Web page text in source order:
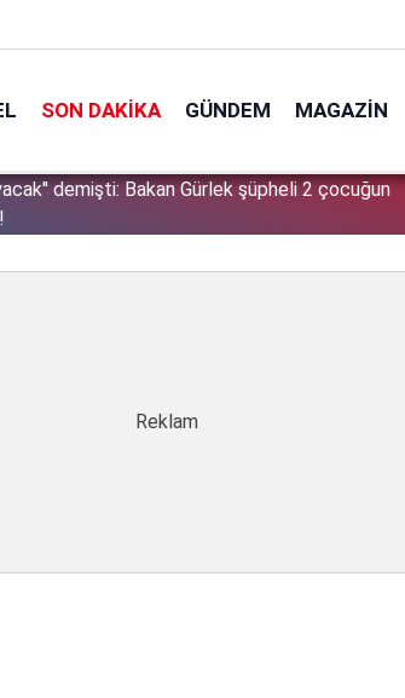
SON DAKIKA GÜNDEM MAGAZIN
Bu kez kendi vatandaşlarını hedef aldı!